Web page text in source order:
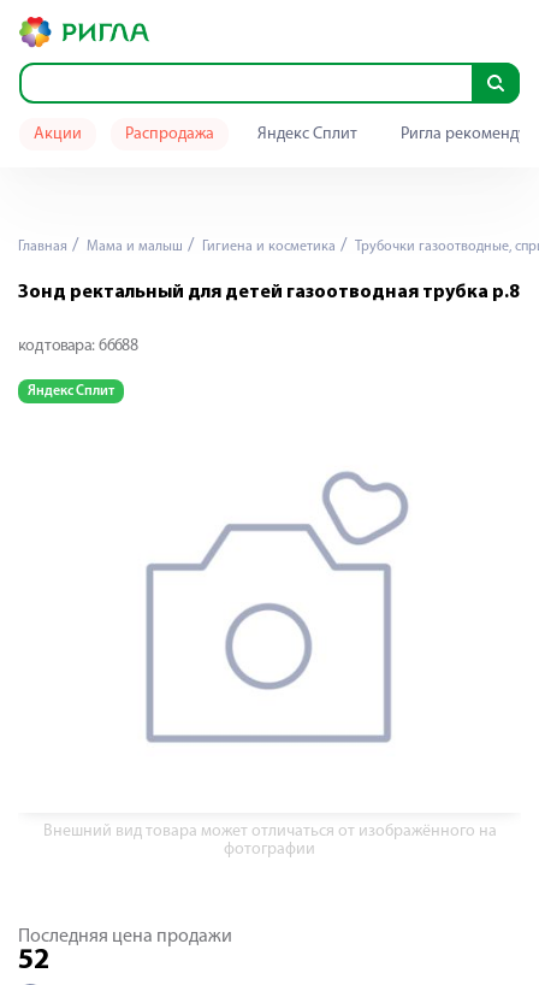
Акции Распродажа Яндекс Сплит Ригла
Главная Мама и малыш Гигиена и косметика Трубочки газоотводные,
Зонд ректальный для детей газоотводная трубка р.8
код товара: 66688
Яндекс Сплит
Внешний вид товара может отличаться от изображённого на
фотографии
Последняя цена продажи
52